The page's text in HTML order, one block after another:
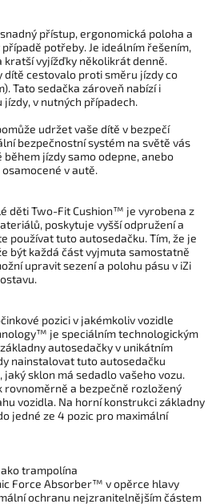
přístup, ergonomická poloha a
potřeby. Je ideálním řešením,
kratší vyjížďky několikrát denně.
dítě cestovalo proti směru jízdy co
Tato sedačka zároveň nabízí i
jízdy, v nutných případech.
udržet vaše dítě v bezpečí
bezpečnostní systém na světě vás
během jízdy samo odepne, anebo
v autě.
děti Two-Fit Cushion™ je vyrobena z
poskytuje vyšší odpružení a
používat tuto autosedačku. Tím, že je
být každá část vyjmuta samostatně
upravit sezení a polohu pásu v iZi
pozici v jakémkoliv vozidle
je speciálním technologickým
autosedačky v unikátním
nainstalovat tuto autosedačku
sklon má sedadlo vašeho vozu.
rovnoměrně a bezpečně rozložený
vozidla. Na horní konstrukci základny
jedné ze 4 pozic pro maximální
trampolína
Force Absorber™ v opěrce hlavy
ochranu nejzranitelnějším částem